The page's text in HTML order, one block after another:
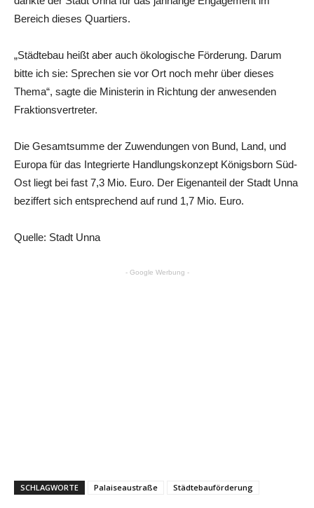
Bereich dieses Quartiers.
„Städtebau heißt aber auch ökologische Förderung. Darum
bitte ich sie: Sprechen sie vor Ort noch mehr über dieses
Thema“, sagte die Ministerin in Richtung der anwesenden
Fraktionsvertreter.
Die Gesamtsumme der Zuwendungen von Bund, Land, und
Europa für das Integrierte Handlungskonzept Königsborn Süd-
Ost liegt bei fast 7,3 Mio. Euro. Der Eigenanteil der Stadt Unna
beziffert sich entsprechend auf rund 1,7 Mio. Euro.
Quelle: Stadt Unna
- Google Werbung -
SCHLAGWORTE Palaiseaustraße Städtebauförderung